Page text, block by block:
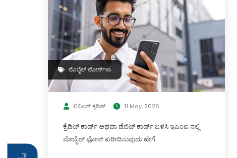
ಮೊಬೈಲ್ ಲೋನ್‌ಗಳು
ಟಿವಿಎಸ್ ಕ್ರೆಡಿಟ್ 11 May, 2026
ಕ್ರೆಡಿಟ್ ಕಾರ್ಡ್ ಅಥವಾ ಡೆಬಿಟ್ ಕಾರ್ಡ್ ಬಳಸಿ ಇಎಂಐ ನಲ್ಲಿ
ಮೊಬೈಲ್ ಫೋನ್ ಖರೀದಿಸುವುದು ಹೇಗೆ